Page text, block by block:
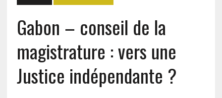
Gabon – conseil de la
magistrature : vers une
Justice indépendante ?